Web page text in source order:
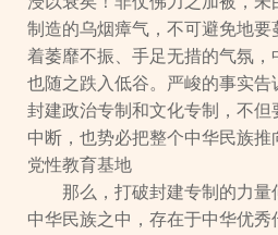
制造的乌烟瘴气，不可避免地
着萎靡不振、手足无措的气氛，
也随之跌入低谷。严峻的事实告
封建政治专制和文化专制，不但
中断，也势必把整个中华民族
党性教育基地
那么，打破封建专制的力
中华民族之中，存在于中华优秀